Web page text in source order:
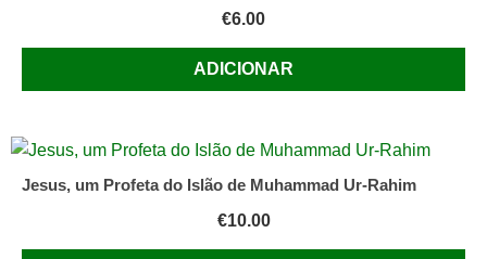
€6.00
ADICIONAR
Jesus, um Profeta do Islão de Muhammad Ur-Rahim
€10.00